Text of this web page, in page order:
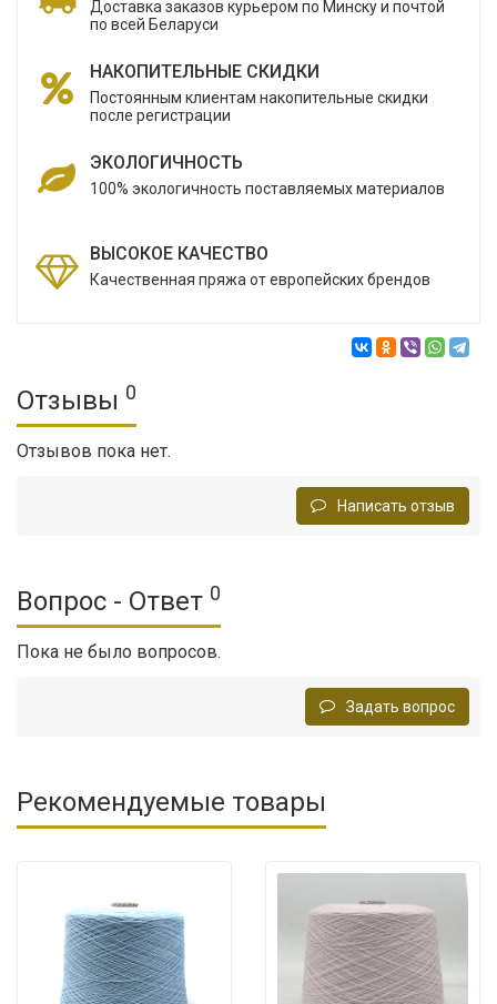
Доставка заказов курьером по Минску и почтой
по всей Беларуси
НАКОПИТЕЛЬНЫЕ СКИДКИ
Постоянным клиентам накопительные скидки
после регистрации
ЭКОЛОГИЧНОСТЬ
100% экологичность поставляемых материалов
ВЫСОКОЕ КАЧЕСТВО
Качественная пряжа от европейских брендов
Отзывы 0
Отзывов пока нет.
Написать отзыв
Вопрос - Ответ 0
Пока не было вопросов.
Задать вопрос
Рекомендуемые товары